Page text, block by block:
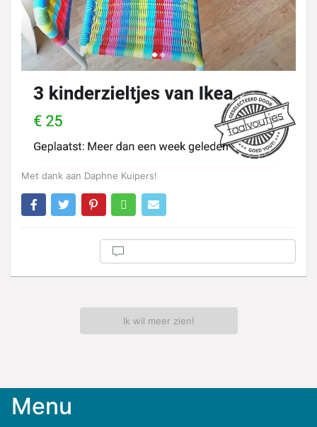
Met dank aan Daphne Kuipers!
Ik wil meer zien!
Meld
Menu